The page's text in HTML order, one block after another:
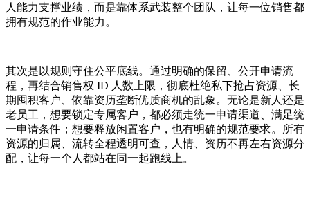
人能力支撑业绩，而是靠体系武装整个团队，让每一位销售都
拥有规范的作业能力。
其次是以规则守住公平底线。通过明确的保留、公开申请流
程，再结合销售权 ID 人数上限，彻底杜绝私下抢占资源、长
期囤积客户、依靠资历垄断优质商机的乱象。无论是新人还是
老员工，想要锁定专属客户，都必须走统一申请渠道、满足统
一申请条件；想要释放闲置客户，也有明确的规范要求。所有
资源的归属、流转全程透明可查，人情、资历不再左右资源分
配，让每一个人都站在同一起跑线上。